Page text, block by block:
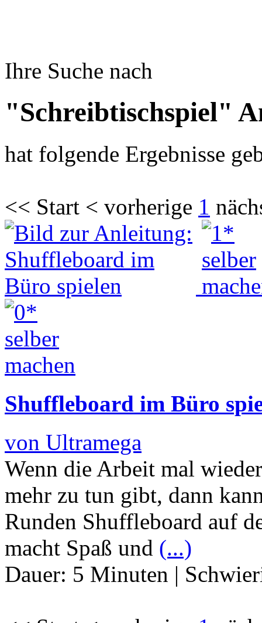
Ihre Suche nach
"Schreibtischspiel"
hat folgende Ergebnisse
<< Start < vorherige 1
Shuffleboard im Büro
von Ultramega
Wenn die Arbeit mal
mehr zu tun gibt, dann
Runden Shuffleboard auf
macht Spaß und (...)
Dauer: 5 Minuten |